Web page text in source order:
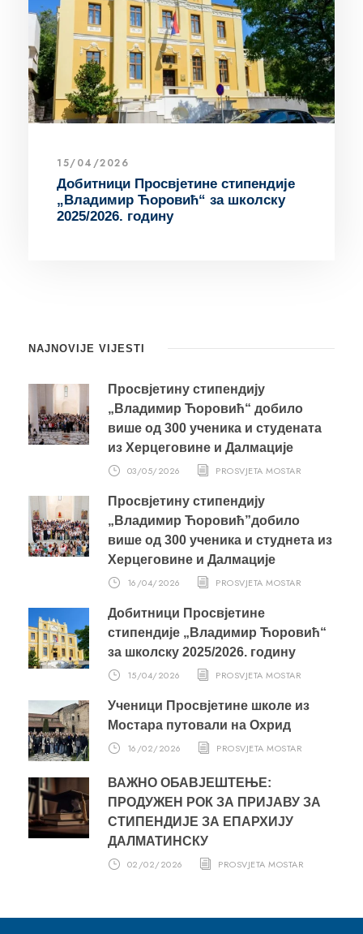
15/04/2026
Добитници Просвјетине стипендије
„Владимир Ћоровић“ за школску
2025/2026. годину
NAJNOVIJE VIJESTI
Просвјетину стипендију
„Владимир Ћоровић“ добило
више од 300 ученика и студената
из Херцеговине и Далмације
03/05/2026 PROSVJETA MOSTAR
Просвјетину стипендију
„Владимир Ћоровић”добило
више од 300 ученика и студнета из
Херцеговине и Далмације
16/04/2026 PROSVJETA MOSTAR
Добитници Просвјетине
стипендије „Владимир Ћоровић“
за школску 2025/2026. годину
15/04/2026 PROSVJETA MOSTAR
Ученици Просвјетине школе из
Мостара путовали на Охрид
16/02/2026 PROSVJETA MOSTAR
ВАЖНО ОБАВЈЕШТЕЊЕ:
ПРОДУЖЕН РОК ЗА ПРИЈАВУ ЗА
СТИПЕНДИЈЕ ЗА ЕПАРХИЈУ
ДАЛМАТИНСКУ
02/02/2026 PROSVJETA MOSTAR